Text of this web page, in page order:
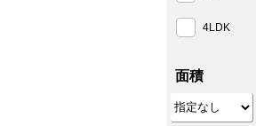
4LDK
面積